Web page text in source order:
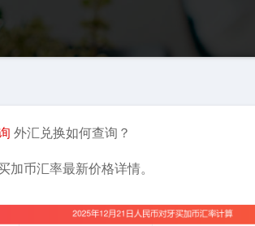
外汇兑换如何查询？
加币汇率最新价格详情。